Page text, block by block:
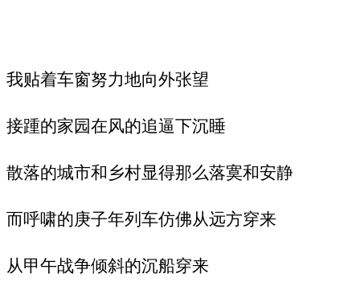
我贴着车窗努力地向外张望
接踵的家园在风的追逼下沉睡
散落的城市和乡村显得那么落寞和安静
而呼啸的庚子年列车仿佛从远方穿来
从甲午战争倾斜的沉船穿来